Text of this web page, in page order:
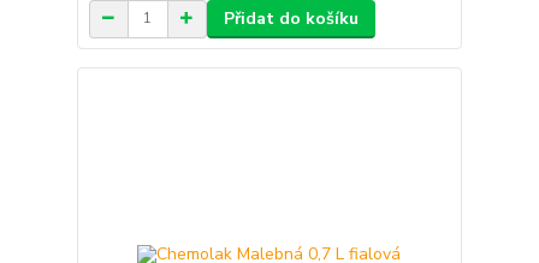
Přidat do košíku